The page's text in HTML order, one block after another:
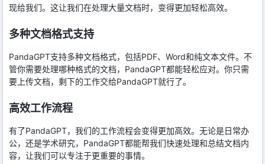
现给我们。这让我们在处理大量文档时，变得更加轻松高效。
多种文档格式支持
PandaGPT支持多种文档格式，包括PDF、Word和纯文本文件。不
管你需要处理哪种格式的文档，PandaGPT都能轻松应对。你只需
要上传文档，剩下的工作交给PandaGPT就行了。
高效工作流程
有了PandaGPT，我们的工作流程会变得更加高效。无论是日常办
公，还是学术研究，PandaGPT都能帮我们快速处理和总结文档内
容，让我们可以专注于更重要的事情。